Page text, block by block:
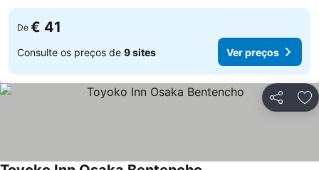
De € 41
Consulte os preços de 9 sites Ver preços
Partilhar